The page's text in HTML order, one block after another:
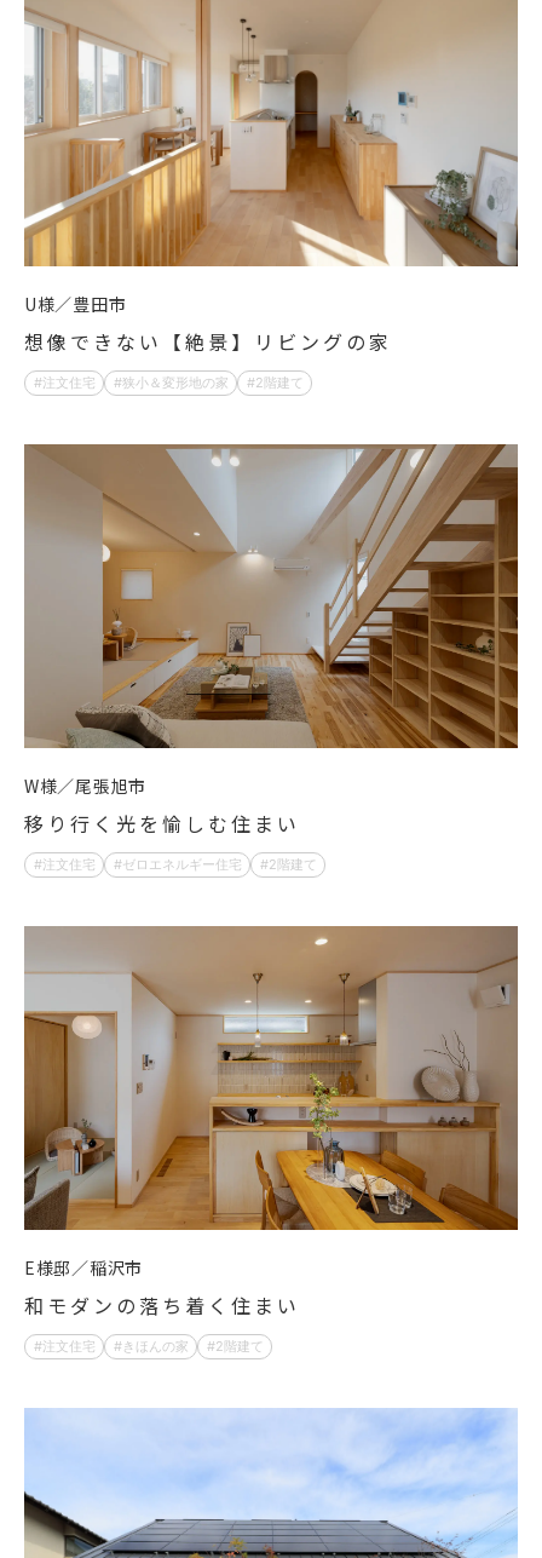
U様 豊田市
想像できない【絶景】リビングの家
注文住宅 狭小＆変形地の家 2階建て
W様 尾張旭市
移り行く光を愉しむ住まい
注文住宅 ゼロエネルギー住宅 2階建て
E様邸 稲沢市
和モダンの落ち着く住まい
注文住宅 きほんの家 2階建て